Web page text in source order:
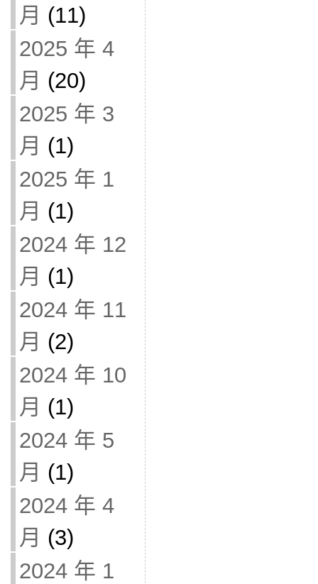
月 (11)
2025 年 4
月 (20)
2025 年 3
月 (1)
2025 年 1
月 (1)
2024 年 12
月 (1)
2024 年 11
月 (2)
2024 年 10
月 (1)
2024 年 5
月 (1)
2024 年 4
月 (3)
2024 年 1